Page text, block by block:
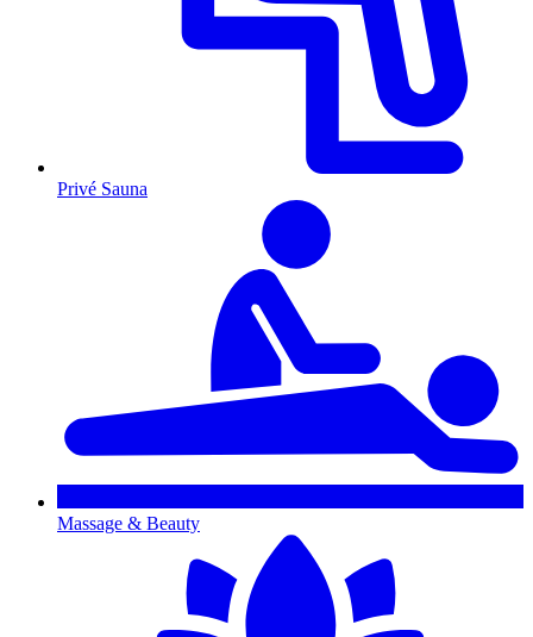
Privé Sauna
Massage & Beauty